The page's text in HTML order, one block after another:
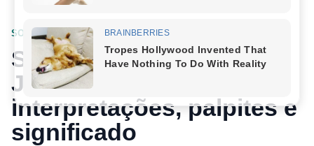
SONHOS
Sonhar com morte no
Jogo do Bicho:
interpretações, palpites e
significado